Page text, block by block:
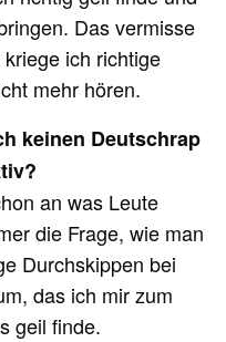
Das vermisse
ich richtige
mehr hören.
keinen Deutschrap
an was Leute
die Frage, wie man
Durchskippen bei
das ich mir zum
geil finde.